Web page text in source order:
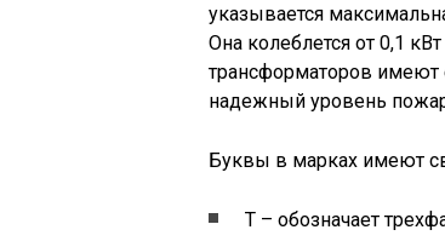
указывается
Она колеблется от 0,1
трансформаторов имеют
надежный уровень
Буквы в марках имеют
Т – обозначает